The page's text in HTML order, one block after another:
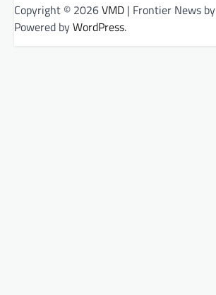
Copyright © 2026VMD | Frontier News by
Powered byWordPress.